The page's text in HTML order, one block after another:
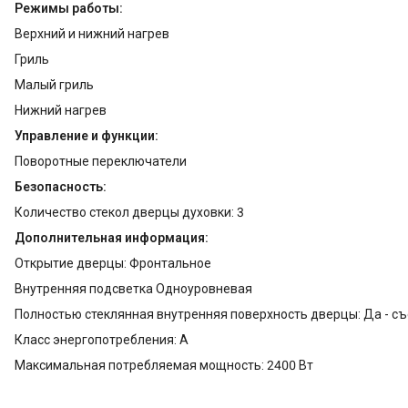
Режимы работы:
Верхний и нижний нагрев
Гриль
Малый гриль
Нижний нагрев
Управление и функции:
Поворотные переключатели
Безопасность:
Количество стекол дверцы духовки: 3
Дополнительная информация:
Открытие дверцы: Фронтальное
Внутренняя подсветка Одноуровневая
Полностью стеклянная внутренняя поверхность дверцы: Да -
Класс энергопотребления: A
Максимальная потребляемая мощность: 2400 Вт